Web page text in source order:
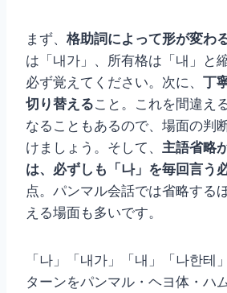
まず、 格助詞によって形が変わ
は「내가」、所有格は「내」と
必ず覚えてください。次に、 丁
切り替えること。これを間違え
なることもあるので、場面の判
けましょう。そして、 主語省略
は、必ずしも「나」を毎回言う
点。パンマル会話では省略する
える場面も多いです。
「나」「내가」「내」「나한테
ターンをパンマル・ヘヨ体・ハ